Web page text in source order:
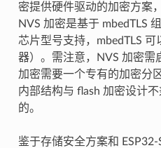
密提供硬件驱动的加密方案
NVS 加密是基于 mbedTLS
芯片型号支持，mbedTLS 可
器）。需注意，NVS 加密需
加密需要一个专有的加密分
内部结构与 flash 加密设计
的。
鉴于存储安全方案和